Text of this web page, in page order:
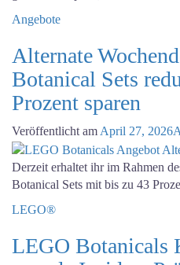
Angebote
Alternate
Botanical Sets
Prozent sparen
Veröffentlicht am April 27, 2026
Derzeit erhaltet ihr im Rahmen
Botanical Sets mit bis zu 43
LEGO®
LEGO Botanicals